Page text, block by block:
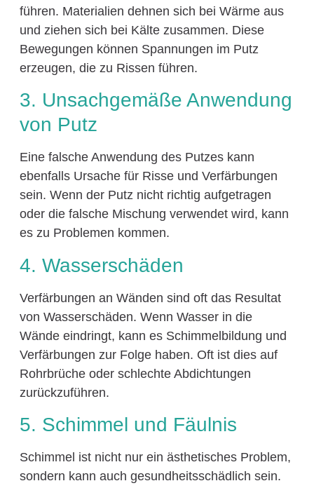
führen. Materialien dehnen sich bei Wärme aus
und ziehen sich bei Kälte zusammen. Diese
Bewegungen können Spannungen im Putz
erzeugen, die zu Rissen führen.
3. Unsachgemäße Anwendung
von Putz
Eine falsche Anwendung des Putzes kann
ebenfalls Ursache für Risse und Verfärbungen
sein. Wenn der Putz nicht richtig aufgetragen
oder die falsche Mischung verwendet wird, kann
es zu Problemen kommen.
4. Wasserschäden
Verfärbungen an Wänden sind oft das Resultat
von Wasserschäden. Wenn Wasser in die
Wände eindringt, kann es Schimmelbildung und
Verfärbungen zur Folge haben. Oft ist dies auf
Rohrbrüche oder schlechte Abdichtungen
zurückzuführen.
5. Schimmel und Fäulnis
Schimmel ist nicht nur ein ästhetisches Problem,
sondern kann auch gesundheitsschädlich sein.